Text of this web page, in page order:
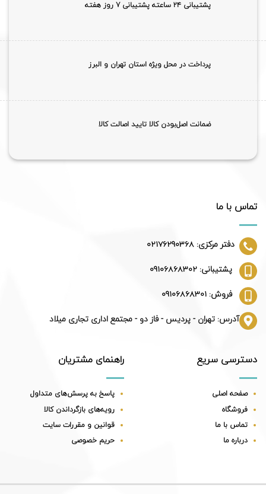
پشتیبانی ۲۴ ساعته پشتیبانی 7 روز هفته
پرداخت در محل ویژه استان تهران و البرز
ضمانت اصل‌بودن کالا تایید اصالت کالا
تماس با ما
دفتر مرکزی: 02176290368
پشتیبانی: 09106868302
فروش: 09106868301
آدرس: تهران - پردیس - فاز دو - مجتمع اداری تجاری میلاد
دسترسی سریع
صفحه اصلی
فروشگاه
تماس با ما
درباره ما
راهنمای مشتریان
پاسخ به پرسش‌های متداول
رویه‌های بازگرداندن کالا
قوانین و مقررات سایت
حریم خصوصی